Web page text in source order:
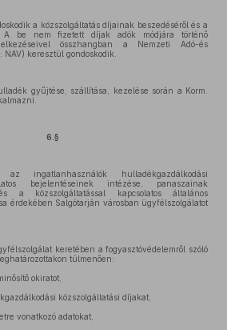
a közszolgáltatás díjainak beszedéséről és a
A be nem fizetett díjak adók módjára történő
összhangban a Nemzeti Adó-és
keresztül gondoskodik.
gyűjtése, szállítása, kezelése során a Korm.
6.§
ingatlanhasználók hulladékgazdálkodási
bejelentéseinek intézése, panaszainak
a közszolgáltatással kapcsolatos általános
érdekében Salgótarján városban ügyfélszolgálatot
keretében a fogyasztóvédelemről szóló
túlmenően:
okiratot,
közszolgáltatási díjakat,
vonatkozó adatokat,